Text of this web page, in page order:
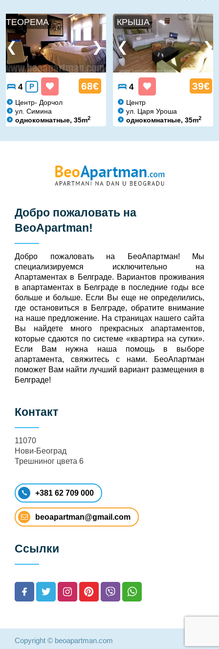
ТЕОРЕМА
4 P 68€
Центр- Дорчол
ул. Симина
однокомнатные, 35m2
КРЫША
4 39€
Центр
ул. Царя Уроша
однокомнатные, 35m2
Добро пожаловать на
BeoApartman!
Добро пожаловать на БeoАпартман! Мы
специализируемся исключительно на
Апартаментах в Белграде. Вариантов проживания
в апартаментах в Белграде в последние годы все
больше и больше. Если Вы еще не определились,
где остановиться в Белграде, обратите внимание
на наше предложение. На страницах нашего сайта
Вы найдете много прекрасных апартаментов,
которые сдаются по системе «квартира на сутки».
Если Вам нужна наша помощь в выборе
апартамента, свяжитесь с нами. БеоАпартман
поможет Вам найти лучший вариант размещения в
Белграде!
Контакт
11070
Нови-Београд
Трешниног цвета 6
+381 62 709 000
beoapartman@gmail.com
Ссылки
Copyright © beoapartman.com